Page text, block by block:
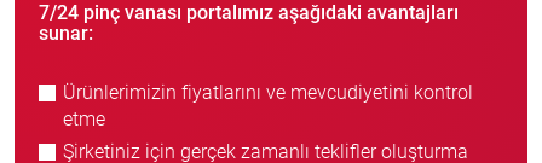
7/24 pinç vanası portalımız aşağıdaki avantajları
sunar:
Ürünlerimizin fiyatlarını ve mevcudiyetini kontrol
etme
Şirketiniz için gerçek zamanlı teklifler oluşturma